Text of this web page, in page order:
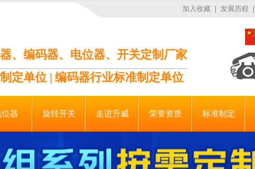
加入收藏 发展历程
、编码器、电位器、开关定制厂家
定单位 | 编码器行业标准制定单位
位器 旋转开关 走进升威 荣誉资质 标准制定